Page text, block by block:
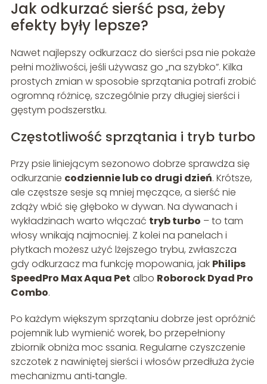
Jak odkurzać sierść psa, żeby
efekty były lepsze?
Nawet najlepszy odkurzacz do sierści psa nie pokaże
pełni możliwości, jeśli używasz go „na szybko”. Kilka
prostych zmian w sposobie sprzątania potrafi zrobić
ogromną różnicę, szczególnie przy długiej sierści i
gęstym podszerstku.
Częstotliwość sprzątania i tryb turbo
Przy psie liniejącym sezonowo dobrze sprawdza się
odkurzanie codziennie lub co drugi dzień. Krótsze,
ale częstsze sesje są mniej męczące, a sierść nie
zdąży wbić się głęboko w dywan. Na dywanach i
wykładzinach warto włączać tryb turbo – to tam
włosy wnikają najmocniej. Z kolei na panelach i
płytkach możesz użyć lżejszego trybu, zwłaszcza
gdy odkurzacz ma funkcję mopowania, jak Philips
SpeedPro Max Aqua Pet albo Roborock Dyad Pro
Combo.
Po każdym większym sprzątaniu dobrze jest opróżnić
pojemnik lub wymienić worek, bo przepełniony
zbiornik obniża moc ssania. Regularne czyszczenie
szczotek z nawiniętej sierści i włosów przedłuża życie
mechanizmu anti‑tangle.